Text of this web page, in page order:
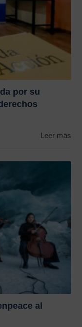
por su
Leer más
al